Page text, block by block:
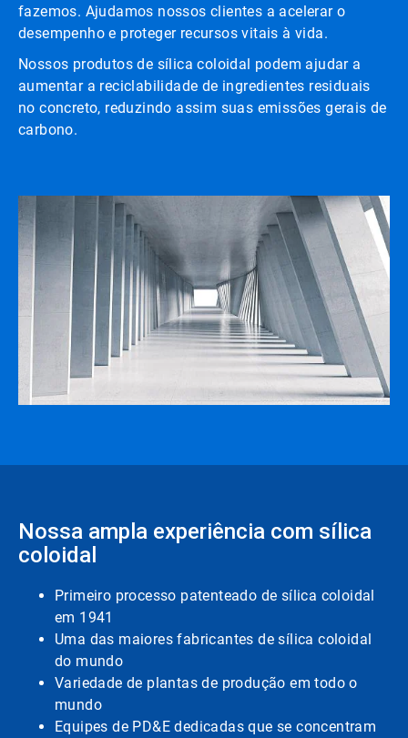
fazemos. Ajudamos nossos clientes a acelerar o
desempenho e proteger recursos vitais à vida.
Nossos produtos de sílica coloidal podem ajudar a
aumentar a reciclabilidade de ingredientes residuais
no concreto, reduzindo assim suas emissões gerais de
carbono.
Nossa ampla experiência com sílica
coloidal
Primeiro processo patenteado de sílica coloidal
em 1941
Uma das maiores fabricantes de sílica coloidal
do mundo
Variedade de plantas de produção em todo o
mundo
Equipes de PD&E dedicadas que se concentram